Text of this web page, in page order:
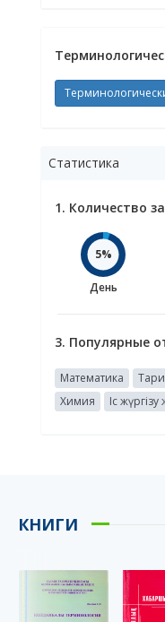
Статистика
1. Количество
5%
День
3. Популярные
Математика
Химия
Іс
КНИГИ